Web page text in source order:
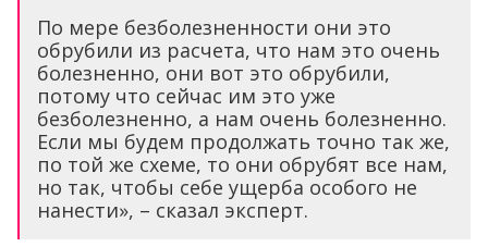
По мере безболезненности они это
обрубили из расчета, что нам это очень
болезненно, они вот это обрубили,
потому что сейчас им это уже
безболезненно, а нам очень болезненно.
Если мы будем продолжать точно так же,
по той же схеме, то они обрубят все нам,
но так, чтобы себе ущерба особого не
нанести», – сказал эксперт.